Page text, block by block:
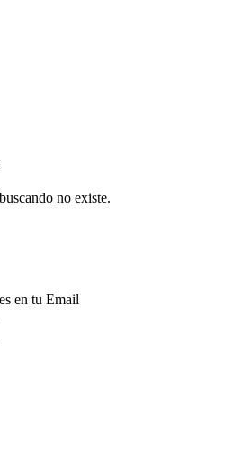
no existe.
en tu Email